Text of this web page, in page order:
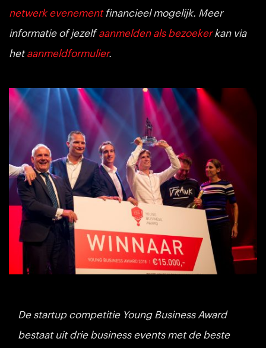
netwerk evenementfinancieel mogelijk. Meer
informatie of jezelf aanmelden als bezoekerkan via
hetaanmeldformulier.
De startup competitie Young Business Award
bestaat uit drie business events met de beste